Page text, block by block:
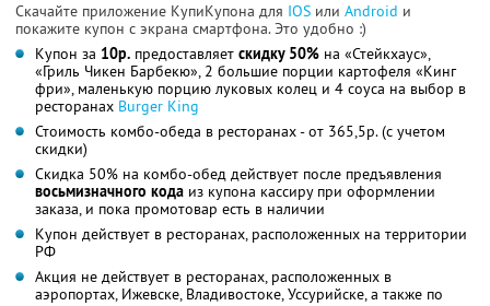
Скачайте приложение КупиКупона для IOS или Android и
покажите купон с экрана смартфона. Это удобно :)
Купон за 10р. предоставляет скидку 50% на «Стейкхаус»,
«Гриль Чикен Барбекю», 2 большие порции картофеля «Кинг
фри», маленькую порцию луковых колец и 4 соуса на выбор в
ресторанах Burger King
Стоимость комбо-обеда в ресторанах - от 365,5р. (с учетом
скидки)
Скидка 50% на комбо-обед действует после предъявления
восьмизначного кода из купона кассиру при оформлении
заказа, и пока промотовар есть в наличии
Купон действует в ресторанах, расположенных на территории
РФ
Акция не действует в ресторанах, расположенных в
аэропортах, Ижевске, Владивостоке, Уссурийске, а также по